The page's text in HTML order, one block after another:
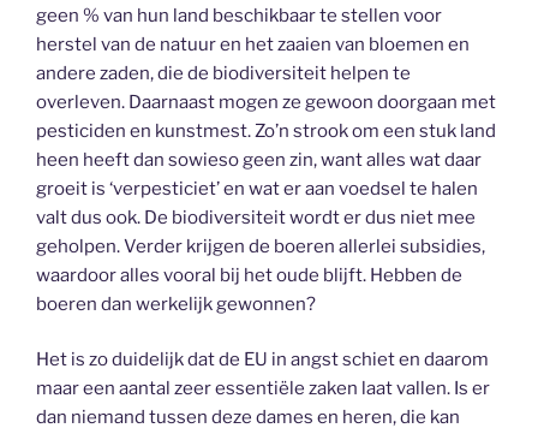
geen % van hun land beschikbaar te stellen voor
herstel van de natuur en het zaaien van bloemen en
andere zaden, die de biodiversiteit helpen te
overleven. Daarnaast mogen ze gewoon doorgaan met
pesticiden en kunstmest. Zo’n strook om een stuk land
heen heeft dan sowieso geen zin, want alles wat daar
groeit is ‘verpesticiet’ en wat er aan voedsel te halen
valt dus ook. De biodiversiteit wordt er dus niet mee
geholpen. Verder krijgen de boeren allerlei subsidies,
waardoor alles vooral bij het oude blijft. Hebben de
boeren dan werkelijk gewonnen?
Het is zo duidelijk dat de EU in angst schiet en daarom
maar een aantal zeer essentiële zaken laat vallen. Is er
dan niemand tussen deze dames en heren, die kan